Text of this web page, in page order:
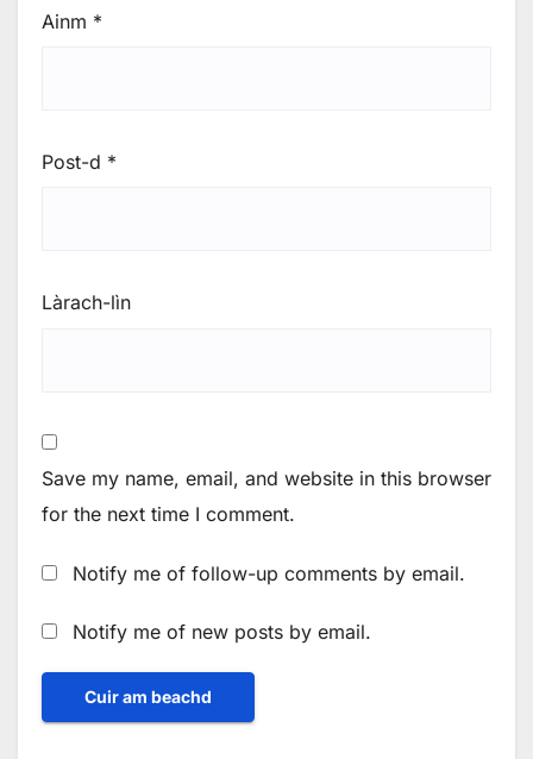
Ainm *
Post-d *
Làrach-lìn
Save my name, email, and website in this browser
for the next time I comment.
Notify me of follow-up comments by email.
Notify me of new posts by email.